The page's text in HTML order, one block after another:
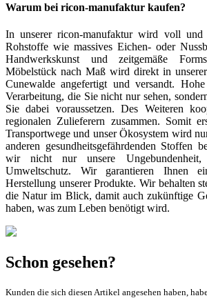
Warum bei ricon-manufaktur kaufen?
In unserer ricon-manufaktur wird voll und
Rohstoffe wie massives Eichen- oder
Handwerkskunst und zeitgemäße
Möbelstück nach Maß wird direkt in
Cunewalde angefertigt und versandt.
Verarbeitung, die Sie nicht nur sehen,
Sie dabei voraussetzen. Des Weiteren
regionalen Zulieferern zusammen. Somit
Transportwege und unser Ökosystem wird
anderen gesundheitsgefährdenden Stoffen
wir nicht nur unsere
Umweltschutz. Wir garantieren Ihnen
Herstellung unserer Produkte. Wir behalten
die Natur im Blick, damit auch zukünftige
haben, was zum Leben benötigt wird.
Schon gesehen?
Kunden die sich diesen Artikel angesehen haben,